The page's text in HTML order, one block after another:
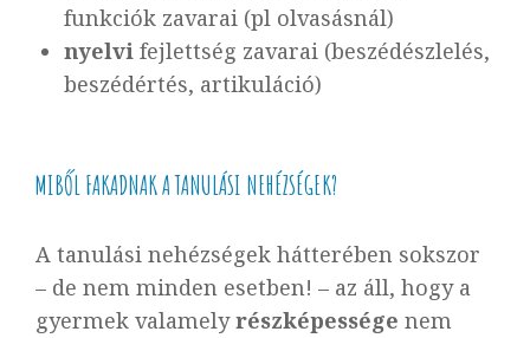
funkciók zavarai (pl olvasásnál)
nyelvifejlettség zavarai (beszédészlelés,
beszédértés, artikuláció)
MIBŐL FAKADNAK A TANULÁSI NEHÉZSÉGEK?
A tanulási nehézségek hátterében sokszor
– de nem minden esetben! – az áll, hogy a
gyermek valamelyrészképessége nem